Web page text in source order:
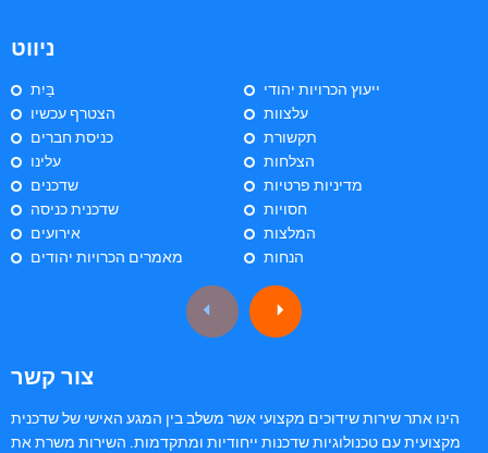
ניווט
בַּיִת
הצטרף עכשיו
כניסת חברים
עלינו
שדכנים
שדכנית כניסה
אירועים
מאמרים הכרויות יהודים
ייעוץ הכרויות יהודי
עלצוות
תקשורת
הצלחות
מדיניות פרטיות
חסויות
המלצות
הנחות
צור קשר
הינו אתר שירות שידוכים מקצועי אשר משלב בין המגע האישי של שדכנית
מקצועית עם טכנולוגיות שדכנות ייחודיות ומתקדמות. השירות משרת את